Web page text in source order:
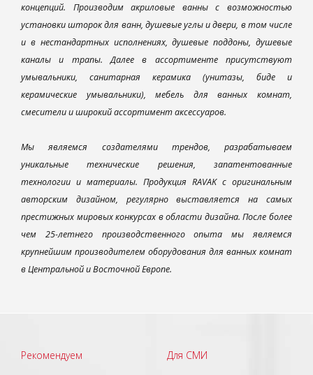
концепций. Производим акриловые ванны с возможностью
установки шторок для ванн, душевые углы и двери, в том числе
и в нестандартных исполнениях, душевые поддоны, душевые
каналы и трапы. Далее в ассортименте присутствуют
умывальники, санитарная керамика (унитазы, биде и
керамические умывальники), мебель для ванных комнат,
смесители и широкий ассортимент аксессуаров.
Мы являемся создателями трендов, разрабатываем
уникальные технические решения, запатентованные
технологии и материалы. Продукция RAVAK с оригинальным
авторским дизайном, регулярно выставляется на самых
престижных мировых конкурсах в области дизайна. После более
чем 25-летнего производственного опыта мы являемся
крупнейшим производителем оборудования для ванных комнат
в Центральной и Восточной Европе.
Рекомендуем Для СМИ